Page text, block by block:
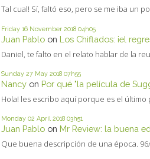
Tal cual! Sí, faltó eso, pero se me iba un
Friday 16 November 2018 04h05
Juan Pablo on Los Chiflados: ¡el
Daniel, te falto en el relato hablar de la
Sunday 27 May 2018 07h55
Nancy on Por qué "la película de
Hola! les escribo aquí porque es el último
Monday 02 April 2018 03h51
Juan Pablo on Mr Review: la buena
Que buena descripción de una época.